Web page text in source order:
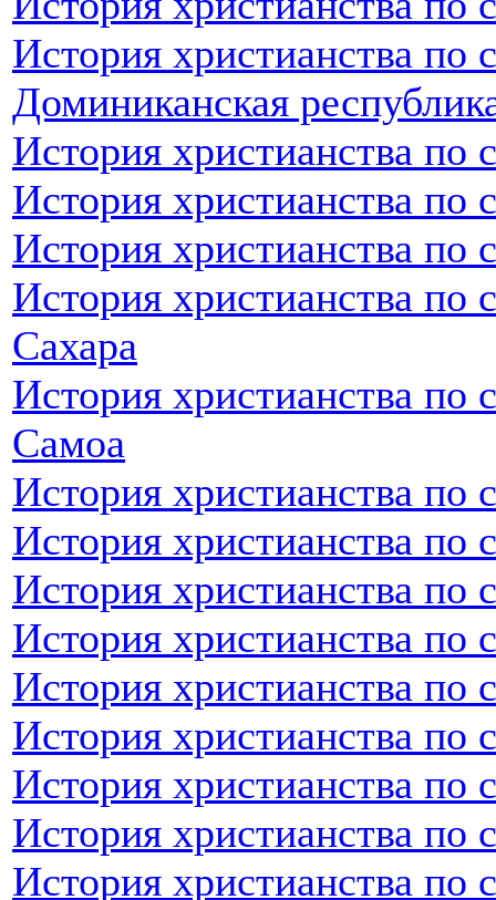
История христианства по
Доминиканская
История христианства по
История христианства по
История христианства по
История христианства по
Сахара
История христианства по
Самоа
История христианства по
История христианства по
История христианства
История христианства по
История христианства по
История христианства по
История христианства
История христианства по
История христианства по